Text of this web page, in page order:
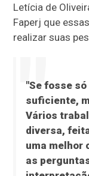
Letícia de
Faperj que
realizar suas
"Se fosse
suficiente,
Vários
diversa,
uma melhor
as